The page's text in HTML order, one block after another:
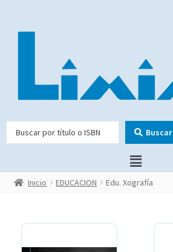
Buscar
Inicio EDUCACION Edu. Xografía